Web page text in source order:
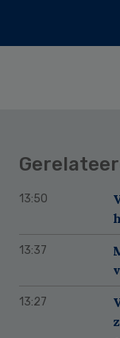
13:50
13:37
13:27